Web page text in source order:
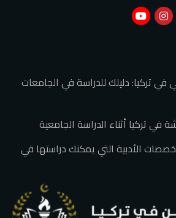
في تركيا: دليلك للدراسة في الجامعات
تركيا أثناء الدراسة الجامعية
الأدبية التي يمكنك دراستها في